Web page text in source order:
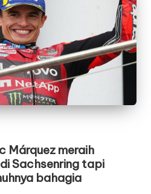
Márquez meraih
Sachsenring tapi
bahagia